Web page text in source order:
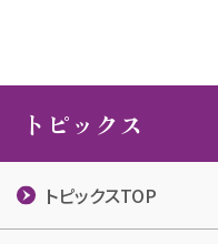
トピックス
トピックスTOP